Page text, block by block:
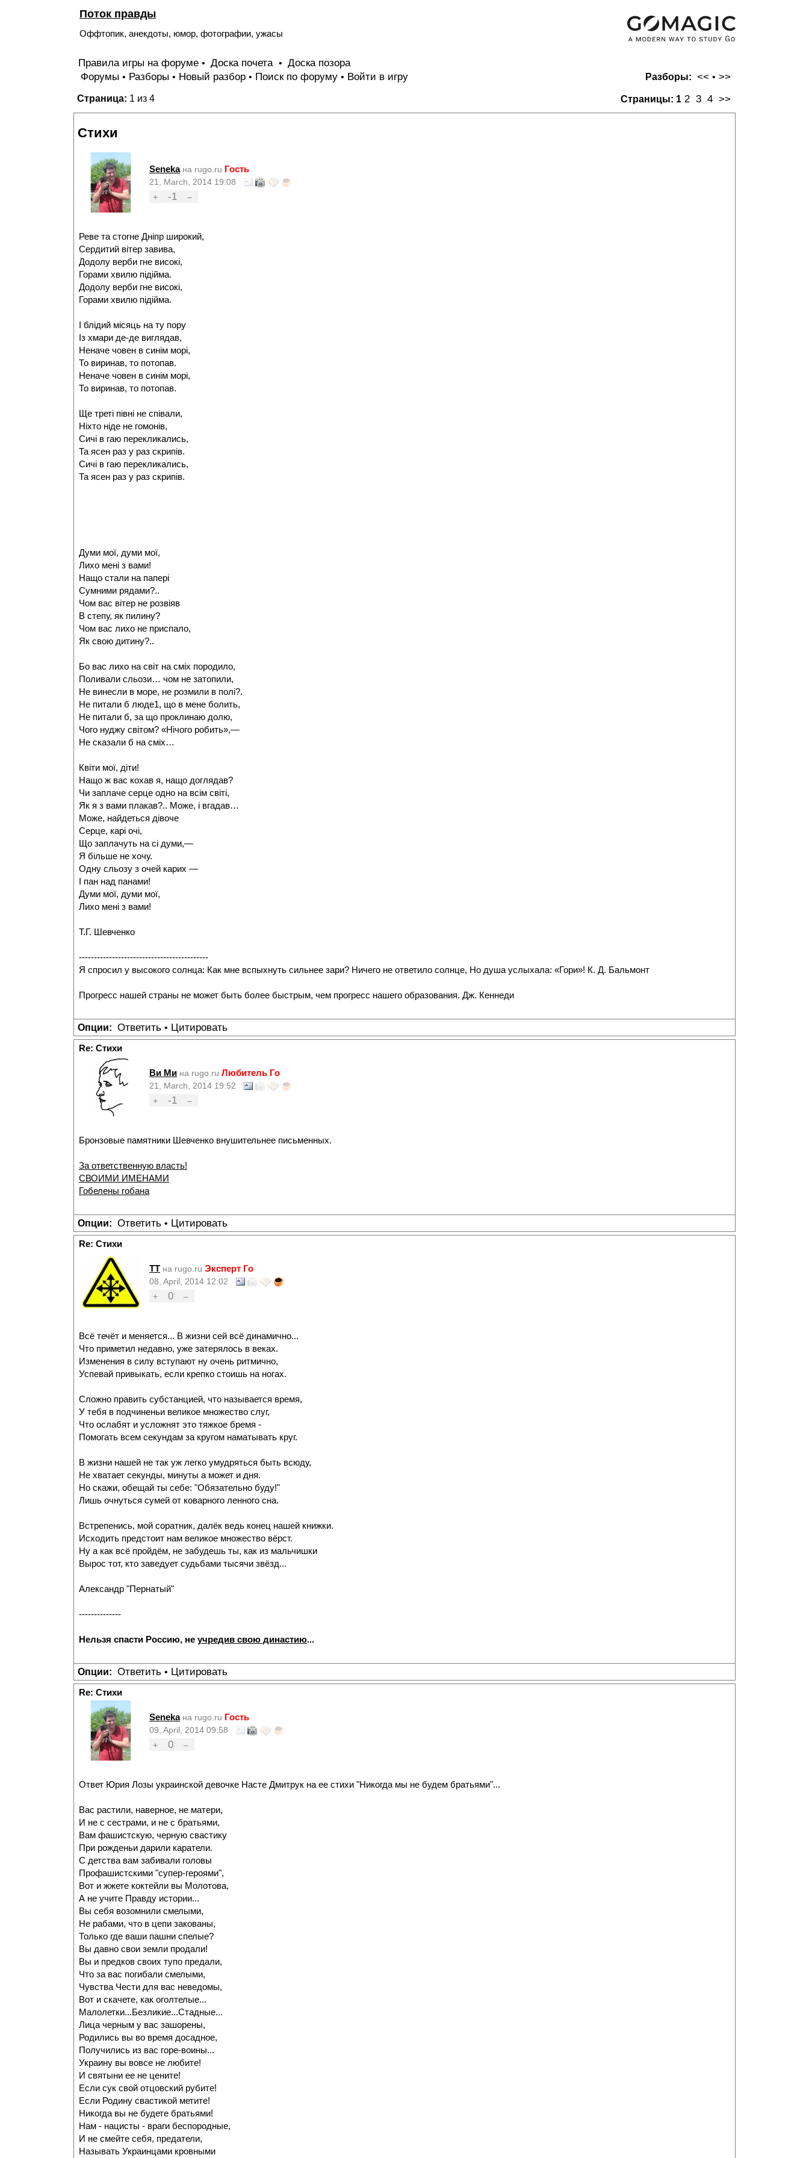
Поток правды
Оффтопик, анекдоты, юмор, фотографии, ужасы
Правила игры на форуме • Доска почета • Доска позора
Разборы: << • >>
Форумы • Разборы • Новый разбор • Поиск по форуму • Войти в игру
Страницы: 1 2 3 4 >>
Страница: 1 из 4
Стихи
Seneka на rugo.ru Гость
21, March, 2014 19:08
+
-1 –
Реве та стогне Дніпр широкий,
Сердитий вітер завива,
Додолу верби гне високі,
Горами хвилю підійма.
Додолу верби гне високі,
Горами хвилю підійма.
І блідий місяць на ту пору
Із хмари де-де виглядав,
Неначе човен в синім морі,
То виринав, то потопав.
Неначе човен в синім морі,
То виринав, то потопав.
Ще треті півні не співали,
Ніхто ніде не гомонів,
Сичі в гаю перекликались,
Та ясен раз у раз скрипів.
Сичі в гаю перекликались,
Та ясен раз у раз скрипів.
Думи мої, думи мої,
Лихо мені з вами!
Нащо стали на папері
Сумними рядами?..
Чом вас вітер не розвіяв
В степу, як пилину?
Чом вас лихо не приспало,
Як свою дитину?..
Бо вас лихо на світ на сміх породило,
Поливали сльози… чом не затопили,
Не винесли в море, не розмили в полі?.
Не питали б люде1, що в мене болить,
Не питали б, за що проклинаю долю,
Чого нуджу світом? «Нічого робить»,—
Не сказали б на сміх…
Квіти мої, діти!
Нащо ж вас кохав я, нащо доглядав?
Чи заплаче серце одно на всім світі,
Як я з вами плакав?.. Може, і вгадав…
Може, найдеться дівоче
Серце, карі очі,
Що заплачуть на сі думи,—
Я більше не хочу.
Одну сльозу з очей карих —
І пан над панами!
Думи мої, думи мої,
Лихо мені з вами!
Т.Г. Шевченко
-------------------------------------------
Я спросил у высокого солнца: Как мне вспыхнуть сильнее зари? Ничего не ответило солнце, Но душа услыхала: «Гори»! К. Д. Бальмонт
Прогресс нашей страны не может быть более быстрым, чем прогресс нашего образования. Дж. Кеннеди
Опции: Ответить • Цитировать
Re: Стихи
Ви Ми на rugo.ru Любитель Го
21, March, 2014 19:52
+
-1 –
Бронзовые памятники Шевченко внушительнее письменных.
За ответственную власть!
СВОИМИ ИМЕНАМИ
Гобелены гобана
Опции: Ответить • Цитировать
Re: Стихи
TT на rugo.ru Эксперт Го
08, April, 2014 12:02
+
0 –
Всё течёт и меняется... В жизни сей всё динамично...
Что приметил недавно, уже затерялось в веках.
Изменения в силу вступают ну очень ритмично,
Успевай привыкать, если крепко стоишь на ногах.
Сложно править субстанцией, что называется время,
У тебя в подчиненьи великое множество слуг,
Что ослабят и усложнят это тяжкое бремя -
Помогать всем секундам за кругом наматывать круг.
В жизни нашей не так уж легко умудряться быть всюду,
Не хватает секунды, минуты а может и дня.
Но скажи, обещай ты себе: "Обязательно буду!"
Лишь очнуться сумей от коварного ленного сна.
Встрепенись, мой соратник, далёк ведь конец нашей книжки.
Исходить предстоит нам великое множество вёрст.
Ну а как всё пройдём, не забудешь ты, как из мальчишки
Вырос тот, кто заведует судьбами тысячи звёзд...
Александр "Пернатый"
--------------
Нельзя спасти Россию, не учредив свою династию...
Опции: Ответить • Цитировать
Re: Стихи
Seneka на rugo.ru Гость
09, April, 2014 09:58
+
0 –
Ответ Юрия Лозы украинской девочке Насте Дмитрук на ее стихи "Никогда мы не будем братьями"...
Вас растили, наверное, не матери,
И не с сестрами, и не с братьями,
Вам фашистскую, черную свастику
При рожденьи дарили каратели.
С детства вам забивали головы
Профашистскими "супер-героями",
Вот и жжете коктейли вы Молотова,
А не учите Правду истории...
Вы себя возомнили смелыми,
Не рабами, что в цепи закованы,
Только где ваши пашни спелые?
Вы давно свои земли продали!
Вы и предков своих тупо предали,
Что за вас погибали смелыми,
Чувства Чести для вас неведомы,
Вот и скачете, как оголтелые...
Малолетки...Безликие...Стадные...
Лица черным у вас зашорены,
Родились вы во время досадное,
Получились из вас горе-воины...
Украину вы вовсе не любите!
И святыни ее не цените!
Если сук свой отцовский рубите!
Если Родину свастикой метите!
Никогда вы не будете братьями!
Нам - нацисты - враги беспородные,
И не смейте себя, предатели,
Называть Украинцами кровными